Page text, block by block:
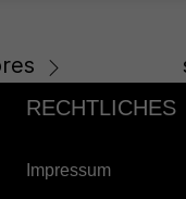
RECHTLICHES
Impressum